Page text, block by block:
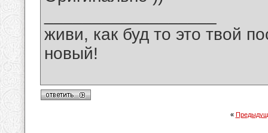
живи, как буд то это твой
новый!
«